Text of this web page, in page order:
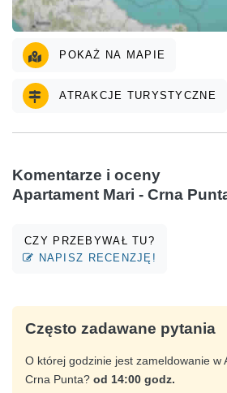
POKAŻ NA MAPIE
ATRAKCJE TURYSTYCZNE
Komentarze i oceny
Apartament Mari - Crna
CZY PRZEBYWAŁ TU?
NAPISZ RECENZJĘ!
Często zadawane pytania
O której godzinie jest zameldowanie w
Crna Punta? od 14:00 godz.